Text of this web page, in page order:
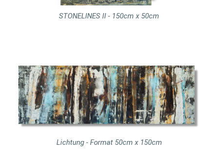
STONELINES II - 150cm x 50cm
Lichtung - Format 50cm x 150cm